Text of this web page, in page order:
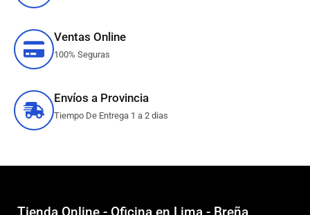
Ventas Online
100% Seguras
Envíos a Provincia
Tiempo De Entrega 1 a 2 dias